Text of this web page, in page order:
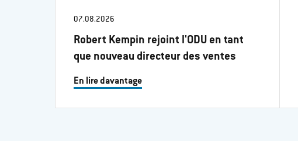
07.08.2026
Robert Kempin rejoint l'ODU en tant
que nouveau directeur des ventes
En lire davantage